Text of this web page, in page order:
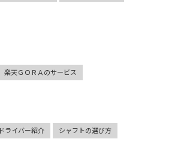
楽天ＧＯＲＡのサービス
ドライバー紹介 シャフトの選び方